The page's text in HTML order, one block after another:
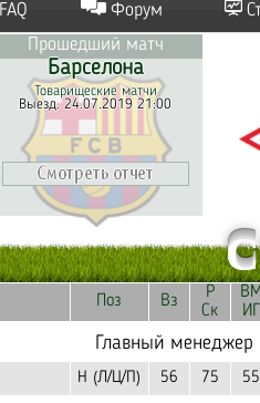
FAQ Форум
Прошедший матч
Барселона
Товарищеские матчи
Выезд. 24.07.2019 21:00
Поз Вз
Р
Ск
ИГ
Главный
Н (Л/Ц/П) 56 75 55